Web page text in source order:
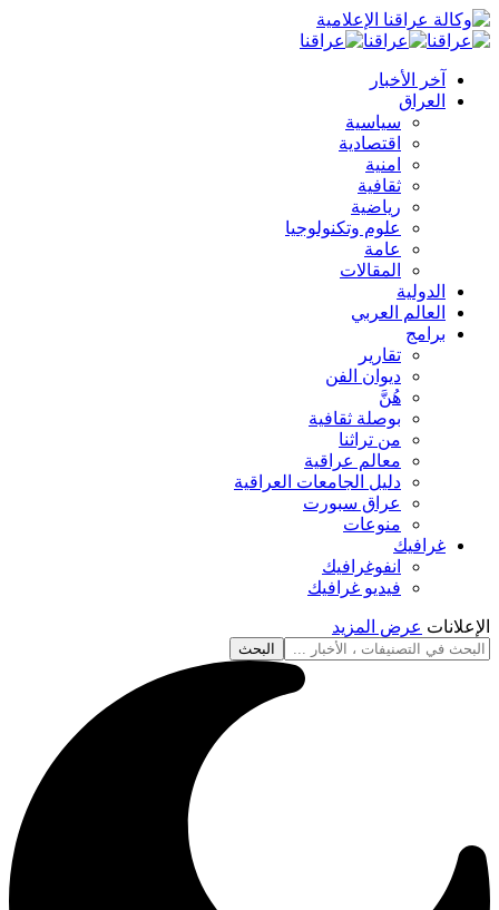
آخر الأخبار
العراق
سياسية
اقتصادية
امنية
ثقافية
رياضية
علوم وتكنولوجيا
عامة
المقالات
الدولية
العالم العربي
برامج
تقارير
ديوان الفن
هُنَّ
بوصلة ثقافية
من تراثنا
معالم عراقية
دليل الجامعات العراقية
عراق سبورت
منوعات
غرافيك
انفوغرافيك
فيديو غرافيك
الإعلانات عرض المزيد